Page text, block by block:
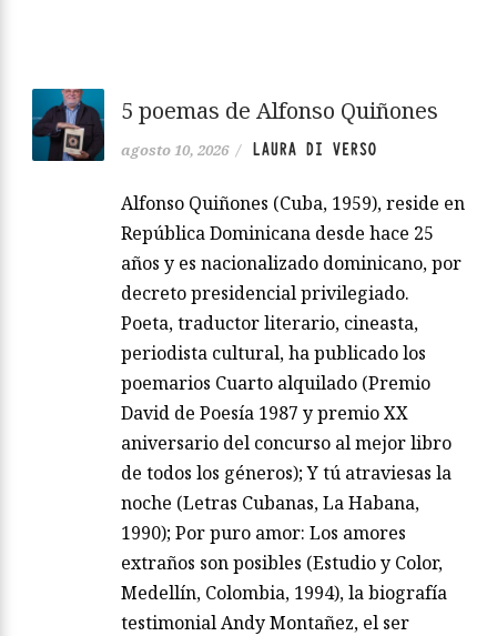
5 poemas de Alfonso Quiñones
agosto 10, 2026 / LAURA DI VERSO
Alfonso Quiñones (Cuba, 1959), reside en
República Dominicana desde hace 25
años y es nacionalizado dominicano, por
decreto presidencial privilegiado.
Poeta, traductor literario, cineasta,
periodista cultural, ha publicado los
poemarios Cuarto alquilado (Premio
David de Poesía 1987 y premio XX
aniversario del concurso al mejor libro
de todos los géneros); Y tú atraviesas la
noche (Letras Cubanas, La Habana,
1990); Por puro amor: Los amores
extraños son posibles (Estudio y Color,
Medellín, Colombia, 1994), la biografía
testimonial Andy Montañez, el ser